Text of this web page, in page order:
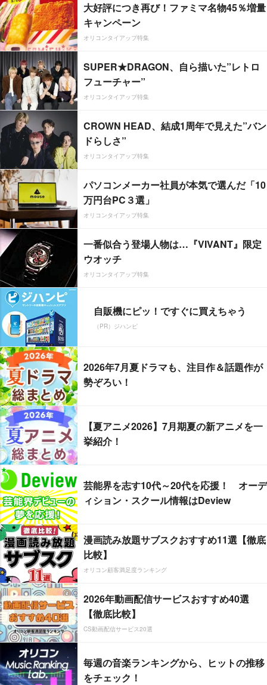
大好評につき再び！ファミマ名物45％増量
キャンペーン
オリコンタイアップ特集
SUPER★DRAGON、自ら描いた”レトロ
フューチャー”
オリコンタイアップ特集
CROWN HEAD、結成1周年で見えた”バン
ドらしさ”
オリコンタイアップ特集
パソコンメーカー社員が本気で選んだ「10
万円台PC３選」
オリコンタイアップ特集
一番似合う登場人物は…『VIVANT』限定
ウオッチ
オリコンタイアップ特集
自販機にピッ！ですぐに買えちゃう
（PR）ジハンピ
2026年7月夏ドラマも、注目作＆話題作が
勢ぞろい！
【夏アニメ2026】7月期夏の新アニメを一
挙紹介！
芸能界を志す10代～20代を応援！ オーデ
ィション・スクール情報はDeview
漫画読み放題サブスクおすすめ11選【徹底
比較】
オリコン顧客満足度ランキング
2026年動画配信サービスおすすめ40選
【徹底比較】
CS動画配信サービス20選
毎週の音楽ランキングから、ヒットの推移
をチェック！